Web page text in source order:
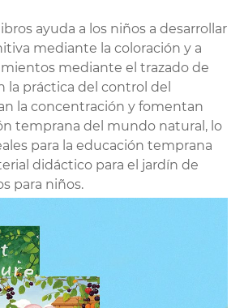
ayuda a los niños a desarrollar
mediante la coloración y a
mediante el trazado de
la práctica del control del
la concentración y fomentan
temprana del mundo natural, lo
para la educación temprana
didáctico para el jardín de
para niños.